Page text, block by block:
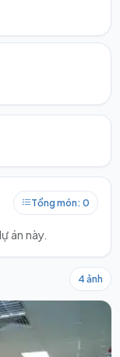
Tổng món: 0
án này.
4 ảnh